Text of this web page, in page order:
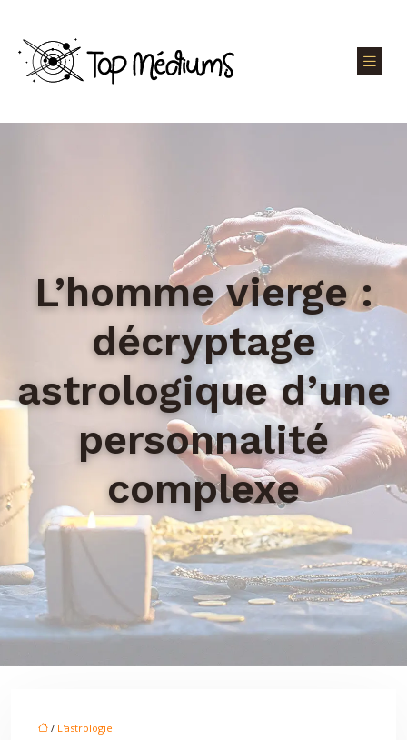
L’homme vierge :
décryptage
astrologique d’une
personnalité
complexe
/ L'astrologie